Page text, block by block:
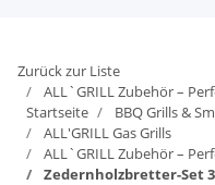
Zurück zur Liste
ALL`GRILL Zubehör –
Startseite
BBQ Grills &
ALL'GRILL Gas Grills
ALL`GRILL Zubehör –
Zedernholzbretter-Set